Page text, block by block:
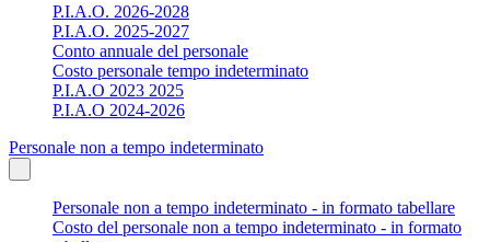
P.I.A.O. 2026-2028
P.I.A.O. 2025-2027
Conto annuale del personale
Costo personale tempo indeterminato
P.I.A.O 2023 2025
P.I.A.O 2024-2026
Personale non a tempo indeterminato
Personale non a tempo indeterminato - in formato tabellare
Costo del personale non a tempo indeterminato - in formato